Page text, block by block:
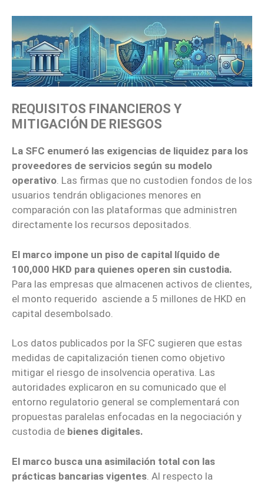
REQUISITOS FINANCIEROS Y
MITIGACIÓN DE RIESGOS
La SFC enumeró las exigencias de liquidez para los
proveedores de servicios según su modelo
operativo. Las firmas que no custodien fondos de los
usuarios tendrán obligaciones menores en
comparación con las plataformas que administren
directamente los recursos depositados.
El marco impone un piso de capital líquido de
100,000 HKD para quienes operen sin custodia.
Para las empresas que almacenen activos de clientes,
el monto requerido asciende a 5 millones de HKD en
capital desembolsado.
Los datos publicados por la SFC sugieren que estas
medidas de capitalización tienen como objetivo
mitigar el riesgo de insolvencia operativa. Las
autoridades explicaron en su comunicado que el
entorno regulatorio general se complementará con
propuestas paralelas enfocadas en la negociación y
custodia de bienes digitales.
El marco busca una asimilación total con las
prácticas bancarias vigentes . Al respecto la